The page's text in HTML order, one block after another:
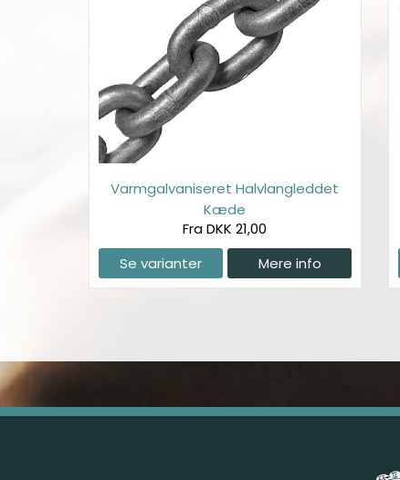
Varmgalvaniseret Halvlangleddet
Kæde
Fra DKK 21,00
Se varianter
Mere info